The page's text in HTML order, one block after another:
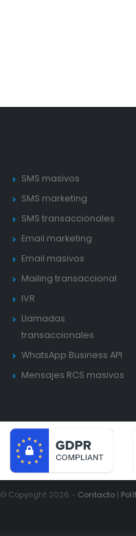
SMS masivos
SMS marketing
SMS transaccionales
Email marketing
Email masivos
Mailing transaccional
IVR
Llamadas
transaccionales
WhatsApp Business API
Mensajes RCS masivos
© Copyright 2026 - Contacto |